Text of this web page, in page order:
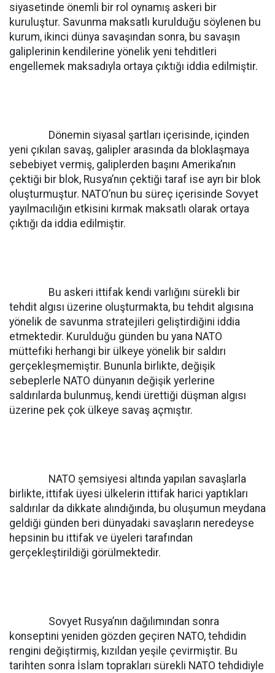
siyasetinde önemli bir rol oynamış askeri bir
kuruluştur. Savunma maksatlı kurulduğu söylenen bu
kurum, ikinci dünya savaşından sonra, bu savaşın
galiplerinin kendilerine yönelik yeni tehditleri
engellemek maksadıyla ortaya çıktığı iddia edilmiştir.
Dönemin siyasal şartları içerisinde, içinden
yeni çıkılan savaş, galipler arasında da bloklaşmaya
sebebiyet vermiş, galiplerden başını Amerika’nın
çektiği bir blok, Rusya’nın çektiği taraf ise ayrı bir blok
oluşturmuştur. NATO’nun bu süreç içerisinde Sovyet
yayılmacılığın etkisini kırmak maksatlı olarak ortaya
çıktığı da iddia edilmiştir.
Bu askeri ittifak kendi varlığını sürekli bir
tehdit algısı üzerine oluşturmakta, bu tehdit algısına
yönelik de savunma stratejileri geliştirdiğini iddia
etmektedir. Kurulduğu günden bu yana NATO
müttefiki herhangi bir ülkeye yönelik bir saldırı
gerçekleşmemiştir. Bununla birlikte, değişik
sebeplerle NATO dünyanın değişik yerlerine
saldırılarda bulunmuş, kendi ürettiği düşman algısı
üzerine pek çok ülkeye savaş açmıştır.
NATO şemsiyesi altında yapılan savaşlarla
birlikte, ittifak üyesi ülkelerin ittifak harici yaptıkları
saldırılar da dikkate alındığında, bu oluşumun meydana
geldiği günden beri dünyadaki savaşların neredeyse
hepsinin bu ittifak ve üyeleri tarafından
gerçekleştirildiği görülmektedir.
Sovyet Rusya’nın dağılımından sonra
konseptini yeniden gözden geçiren NATO, tehdidin
rengini değiştirmiş, kızıldan yeşile çevirmiştir. Bu
tarihten sonra İslam toprakları sürekli NATO tehdidiyle